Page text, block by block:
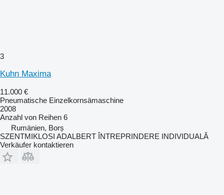
3
Kuhn Maxima
11.000 €
Pneumatische Einzelkornsämaschine
2008
Anzahl von Reihen 6
Rumänien, Borș
SZENTMIKLOSI ADALBERT ÎNTREPRINDERE INDIVIDUALĂ
Verkäufer kontaktieren